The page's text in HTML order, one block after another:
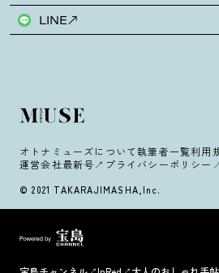
LINE
オトナミューズについて執筆者一覧利用
運営会社最新号 プライバシーポリシー
© 2021 TAKARAJIMASHA,Inc.